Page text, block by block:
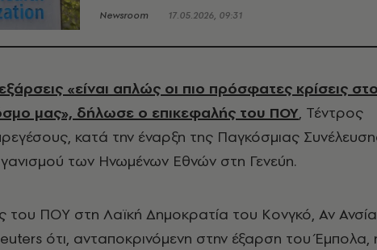
Newsroom 17.05.2026, 09:31
«είναι απλώς οι πιο πρόσφατες κρίσεις
μας», δήλωσε ο επικεφαλής του ΠΟΥ, Τέντρος
κατά την έναρξη της Παγκόσμιας
των Ηνωμένων Εθνών στη Γενεύη.
ΠΟΥ στη Λαϊκή Δημοκρατία του Κονγκό, Αν
ότι, ανταποκρινόμενη στην έξαρση του Έμπολα,